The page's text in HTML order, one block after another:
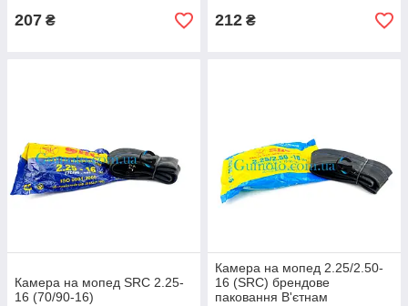
207 ₴ 212 ₴
Камера на мопед SRC 2.25-
16 (70/90-16)
Камера на мопед 2.25/2.50-
16 (SRC) брендове
паковання В'єтнам